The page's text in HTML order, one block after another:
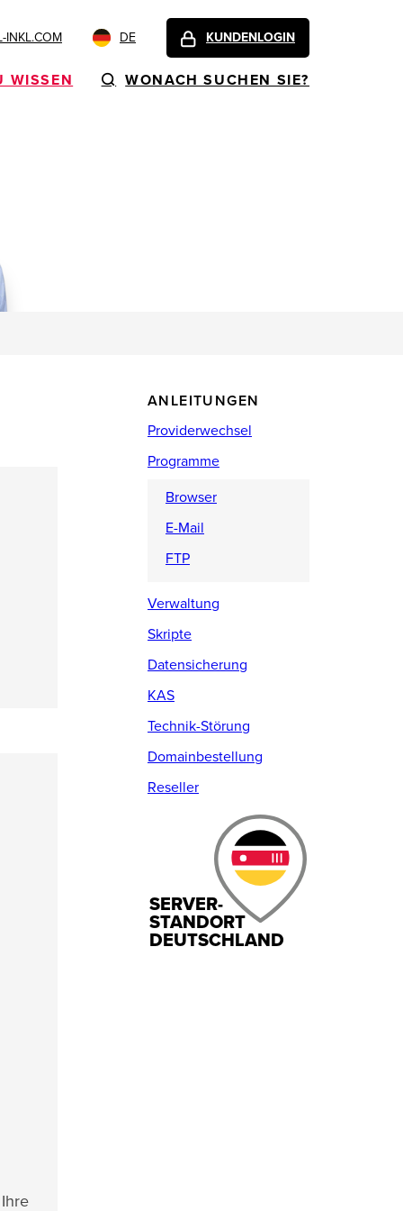
INKL.COM DE KUNDENLOGIN
WISSEN WONACH SUCHEN SIE?
Ihre
ANLEITUNGEN
Providerwechsel
Programme
Browser
E-Mail
FTP
Verwaltung
Skripte
Datensicherung
KAS
Technik-Störung
Domainbestellung
Reseller
SERVER-
STANDORT
DEUTSCHLAND